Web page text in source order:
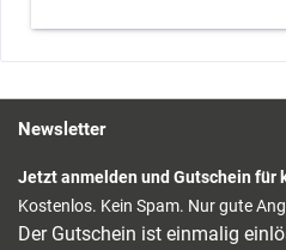
Newsletter
Jetzt anmelden und Gutschein für
Kostenlos. Kein Spam. Nur gute
Der Gutschein ist einmalig